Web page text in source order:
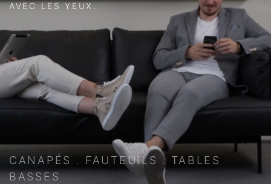
AVEC LES YEUX.
CANAPÉS . FAUTEUILS . TABLES
BASSES